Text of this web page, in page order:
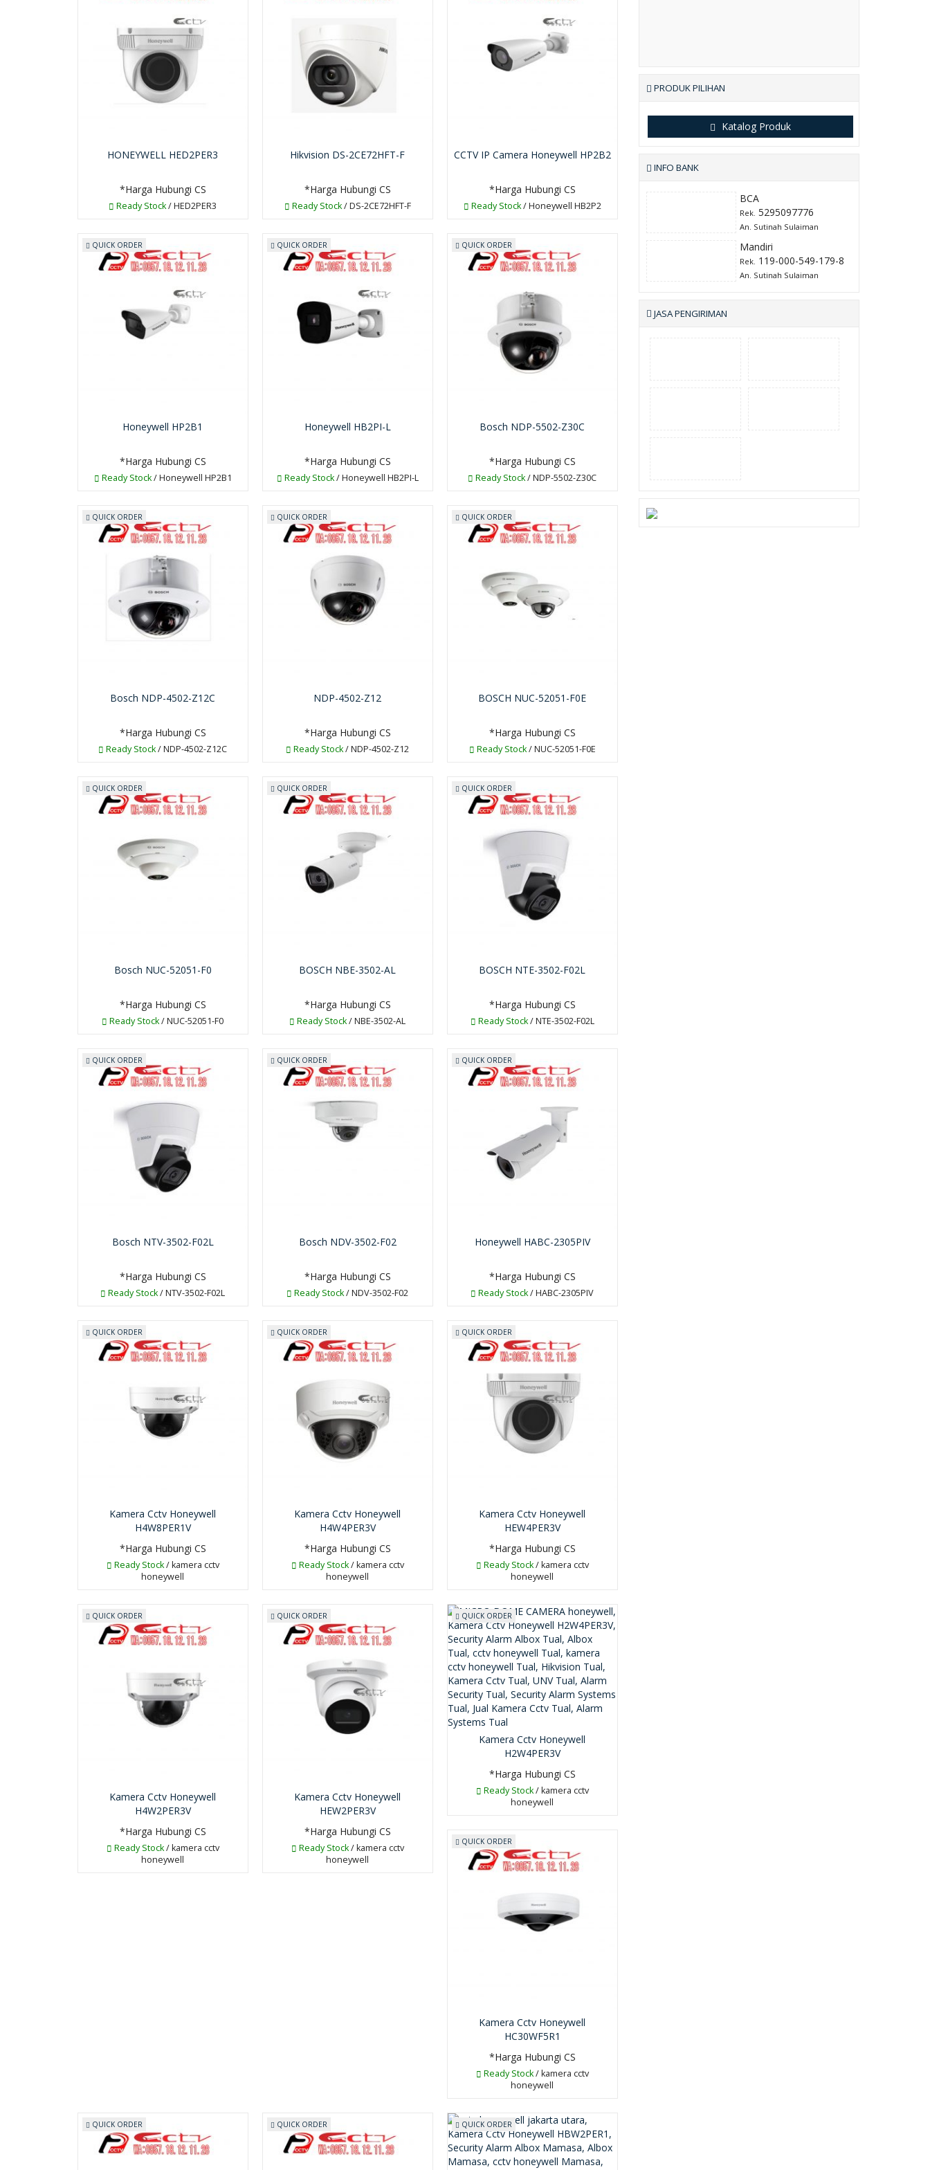
HONEYWELL HED2PER3
*Harga Hubungi CS
Ready Stock/ HED2PER3
Hikvision DS-2CE72HFT-F
*Harga Hubungi CS
Ready Stock/ DS-2CE72HFT-F
CCTV IP Camera Honeywell HP2B2
*Harga Hubungi CS
Ready Stock/ Honeywell HB2P2
QUICK ORDER
Honeywell HP2B1
*Harga Hubungi CS
Ready Stock/ Honeywell HP2B1
QUICK ORDER
Honeywell HB2PI-L
*Harga Hubungi CS
Ready Stock/ Honeywell HB2PI-L
QUICK ORDER
Bosch NDP-5502-Z30C
*Harga Hubungi CS
Ready Stock/ NDP-5502-Z30C
QUICK ORDER
Bosch NDP-4502-Z12C
*Harga Hubungi CS
Ready Stock/ NDP-4502-Z12C
QUICK ORDER
NDP-4502-Z12
*Harga Hubungi CS
Ready Stock/ NDP-4502-Z12
QUICK ORDER
BOSCH NUC-52051-F0E
*Harga Hubungi CS
Ready Stock/ NUC-52051-F0E
QUICK ORDER
Bosch NUC-52051-F0
*Harga Hubungi CS
Ready Stock/ NUC-52051-F0
QUICK ORDER
BOSCH NBE-3502-AL
*Harga Hubungi CS
Ready Stock/ NBE-3502-AL
QUICK ORDER
BOSCH NTE-3502-F02L
*Harga Hubungi CS
Ready Stock/ NTE-3502-F02L
QUICK ORDER
Bosch NTV-3502-F02L
*Harga Hubungi CS
Ready Stock/ NTV-3502-F02L
QUICK ORDER
Bosch NDV-3502-F02
*Harga Hubungi CS
Ready Stock/ NDV-3502-F02
QUICK ORDER
Honeywell HABC-2305PIV
*Harga Hubungi CS
Ready Stock/ HABC-2305PIV
QUICK ORDER
Kamera Cctv Honeywell
H4W8PER1V
*Harga Hubungi CS
Ready Stock/ kamera cctv
honeywell
QUICK ORDER
Kamera Cctv Honeywell
H4W4PER3V
*Harga Hubungi CS
Ready Stock/ kamera cctv
honeywell
QUICK ORDER
Kamera Cctv Honeywell
HEW4PER3V
*Harga Hubungi CS
Ready Stock/ kamera cctv
honeywell
QUICK ORDER
Kamera Cctv Honeywell
H4W2PER3V
*Harga Hubungi CS
Ready Stock/ kamera cctv
honeywell
QUICK ORDER
Kamera Cctv Honeywell
HEW2PER3V
*Harga Hubungi CS
Ready Stock/ kamera cctv
honeywell
QUICK ORDER
Kamera Cctv Honeywell
H2W4PER3V
*Harga Hubungi CS
Ready Stock/ kamera cctv
honeywell
QUICK ORDER
Kamera Cctv Honeywell
HC30WF5R1
*Harga Hubungi CS
Ready Stock/ kamera cctv
honeywell
QUICK ORDER QUICK ORDER QUICK ORDER
PRODUK PILIHAN
Katalog Produk
INFO BANK
BCA
Rek. 5295097776
An. Sutinah Sulaiman
Mandiri
Rek. 119-000-549-179-8
An. Sutinah Sulaiman
JASA PENGIRIMAN